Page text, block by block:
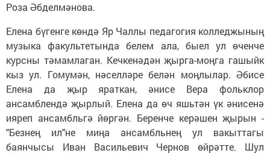
Роза Әбделмәнова.
Елена бүгенге көндә Яр Чаллы педагогия колледжының
музыка факультетында белем ала, быел ул өченче
курсны тәмамлаган. Кечкенәдән җырга-моңга гашыйк
кыз ул. Гомумән, нәселләре белән моңлылар. Әбисе
Елена да җыр яраткан, әнисе Вера фольклор
ансамблендә җырлый. Елена да өч яшьтән үк әнисенә
ияреп ансамбльгә йөргән. Беренче керәшен җырын -
"Безнең ил"не миңа ансамбльнең ул вакыттагы
баянчысы Иван Васильевич Чернов өйрәтте. Шул